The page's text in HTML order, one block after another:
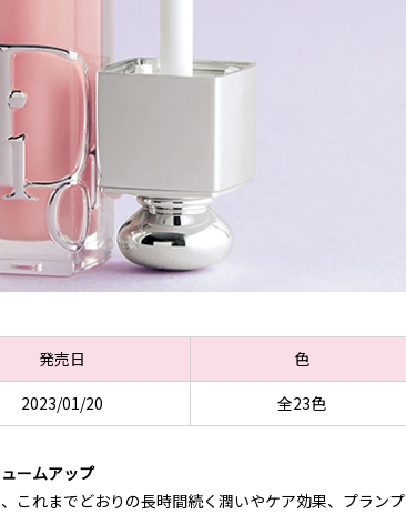
発売日
色
2023/01/20 全23色
ームアップ
これまでどおりの長時間続く潤いやケア効果、プランプ